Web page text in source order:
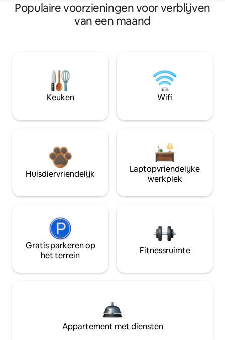
Populaire voorzieningen voor verblijven
van een maand
Keuken Wifi
Huisdiervriendelijk
Laptopvriendelijke
werkplek
Gratis parkeren op
het terrein
Fitnessruimte
Appartement met diensten